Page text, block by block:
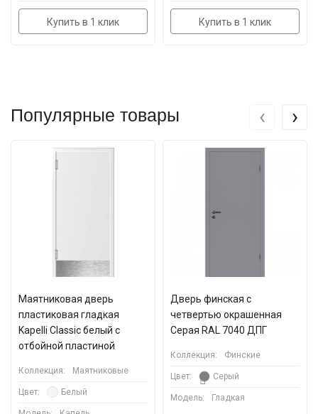
Купить в 1 клик Купить в 1 клик
Популярные товары
Маятниковая дверь
пластиковая гладкая
Kapelli Classic белый с
отбойной пластиной
Коллекция: Маятниковые
Цвет: Белый
Дверь финская с
четвертью окрашенная
Серая RAL 7040 ДПГ
Коллекция: Финские
Цвет: Серый
Модель: Гладкая
‹ ›